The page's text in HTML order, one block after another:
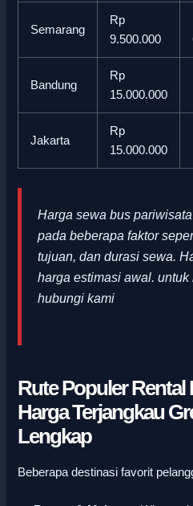
Semarang
Rp
9.500.000
Bandung
Rp
15.000.000
Jakarta
Rp
15.000.000
Harga sewa bus
pada beberapa faktor
tujuan, dan durasi sewa.
harga estimasi awal.untuk
hubungi kami
Rute Populer Rental
Harga Terjangkau
Lengkap
Beberapa destinasi favorit